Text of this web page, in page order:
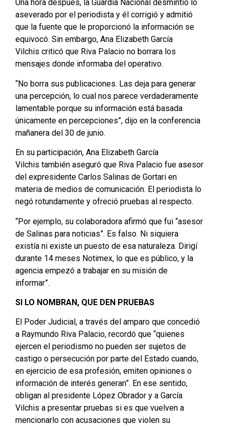
Una hora después, la Guardia Nacional desmintió lo
aseverado por el periodista y él corrigió y admitió
que la fuente que le proporcionó la información se
equivocó. Sin embargo, Ana Elizabeth García
Vilchis criticó que Riva Palacio no borrara los
mensajes donde informaba del operativo.
“No borra sus publicaciones. Las deja para generar
una percepción, lo cual nos parece verdaderamente
lamentable porque su información está basada
únicamente en percepciones”, dijo en la conferencia
mañanera del 30 de junio.
En su participación, Ana Elizabeth García
Vilchis también aseguró que Riva Palacio fue asesor
del expresidente Carlos Salinas de Gortari en
materia de medios de comunicación. El periodista lo
negó rotundamente y ofreció pruebas al respecto.
“Por ejemplo, su colaboradora afirmó que fui “asesor
de Salinas para noticias”. Es falso. Ni siquiera
existía ni existe un puesto de esa naturaleza. Dirigí
durante 14 meses Notimex, lo que es público, y la
agencia empezó a trabajar en su misión de
informar”.
SI LO NOMBRAN, QUE DEN PRUEBAS
El Poder Judicial, a través del amparo que concedió
a Raymundo Riva Palacio, recordó que “quienes
ejercen el periodismo no pueden ser sujetos de
castigo o persecución por parte del Estado cuando,
en ejercicio de esa profesión, emiten opiniones o
información de interés generan”. En ese sentido,
obligan al presidente López Obrador y a García
Vilchis a presentar pruebas si es que vuelven a
mencionarlo con acusaciones que violen su